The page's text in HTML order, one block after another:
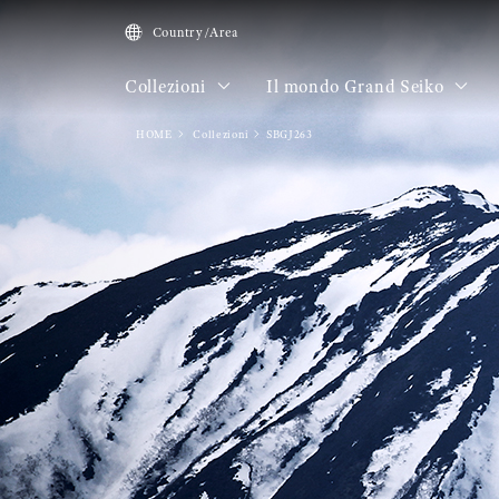
Country/Area
Collezioni Il mondo Grand Seiko
HOME Collezioni SBGJ263